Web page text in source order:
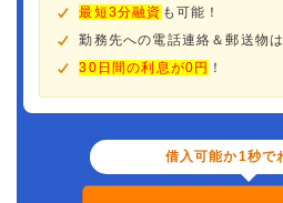
最短3分融資 も可能！
勤務先への電話連絡＆郵送物
30日間の利息が0円 ！
借入可能か1秒で